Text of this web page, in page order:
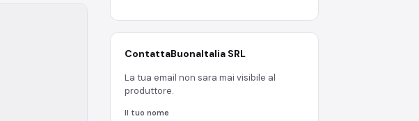
ContattaBuonaItalia SRL
La tua email non sara mai visibile al
produttore.
Il tuo nome